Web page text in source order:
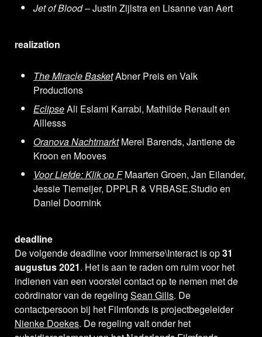
Jet of Blood–Justin Zijlstra en Lisanne van Aert
realization
The Miracle BasketAbner Preis en Valk
Productions
EclipseAli Eslami Karrabi, Mathilde Renault en
Alllesss
Oranova Nachtmarkt Merel Barends, Jantiene de
Kroon en Mooves
Voor Liefde: Klik op F Maarten Groen, Jan Eilander,
Jessie Tiemeijer, DPPLR & VRBASE.Studio en
Daniel Doornink
deadline
De volgende deadline voor Immerse\Interact is op31
augustus 2021. Het is aan te raden om ruim voor het
indienen van een voorstel contact op te nemen met de
coördinator van de regeling Sean Gilis. De
contactpersoon bij het Filmfonds is projectbegeleider
Nienke Doekes. De regeling valt onder het